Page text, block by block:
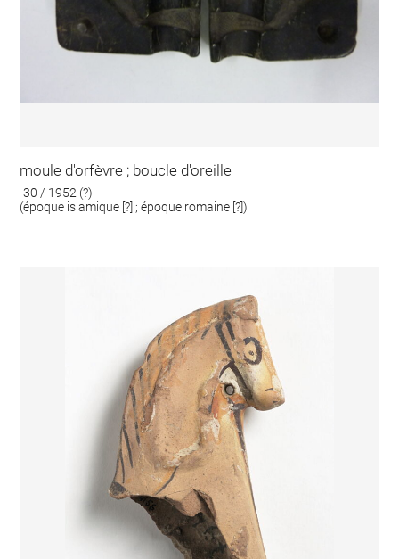
moule d'orfèvre ; boucle d'oreille
-30 / 1952 (?)
(époque islamique [?] ; époque romaine [?])